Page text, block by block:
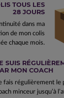
TOUS LES
28 JOURS
dans ma
de mon colis
chaque mois.
SUIS
MON COACH
fais régulièrement le
minceur jusqu’à